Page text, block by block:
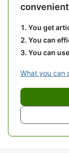
You get
You can
You can
What you can